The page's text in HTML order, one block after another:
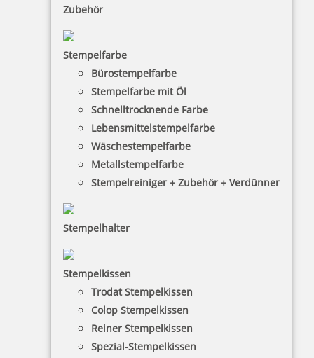
Zubehör
Stempelfarbe
Bürostempelfarbe
Stempelfarbe mit Öl
Schnelltrocknende Farbe
Lebensmittelstempelfarbe
Wäschestempelfarbe
Metallstempelfarbe
Stempelreiniger + Zubehör + Verdünner
Stempelhalter
Stempelkissen
Trodat Stempelkissen
Colop Stempelkissen
Reiner Stempelkissen
Spezial-Stempelkissen
Zahlungsbedingungen
Bestellhinweise
INFORMATIONEN
Barrierefreiheit
Vertrag widerrufen
KUNDENBEREICH